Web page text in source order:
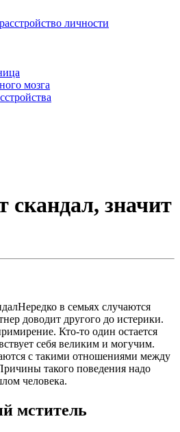
личности
мозга
скандал, значит
Нередко в семьях случаются
доводит другого до истерики.
Кто-то один остается
себя великим и могучим.
с такими отношениями между
такого поведения надо
человека.
мститель